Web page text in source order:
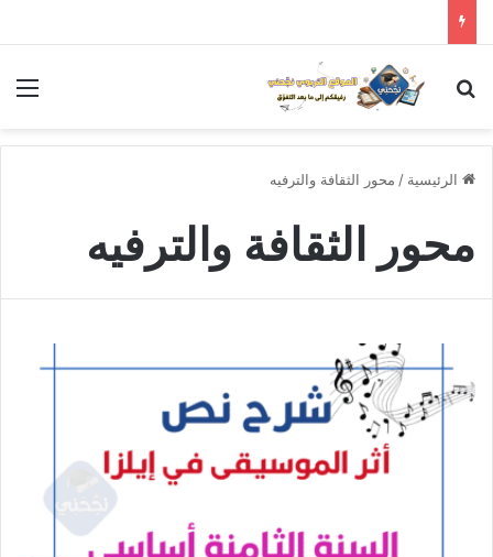
بحث عن
الرئيسية / محور الثقافة والترفيه
محور الثقافة والترفيه